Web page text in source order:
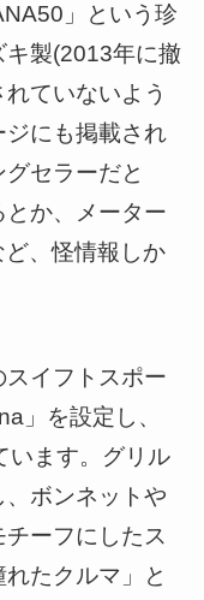
」という珍
キ製(2013年に撤
ていないよう
にも掲載され
セラーだと
か、メーター
、怪情報しか
イフトスポー
」を設定し、
います。グリル
ボンネットや
ーフにしたス
たクルマ」と